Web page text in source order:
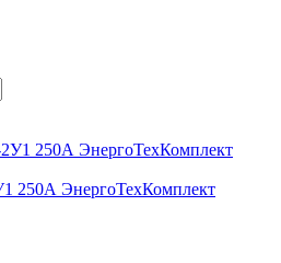
250А ЭнергоТехКомплект